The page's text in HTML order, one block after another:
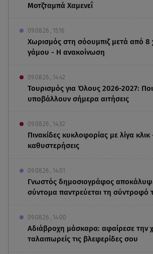
Μοτζταμπά Χαμενεΐ
09.08.26 , 15:16
Χωρισμός στη σόουμπιζ μετά από 8
γάμου - Η ανακοίνωση
09.08.26 , 14:42
Τουρισμός για Όλους 2026-2027:
υποβάλλουν σήμερα αιτήσεις
09.08.26 , 14:32
Πινακίδες κυκλοφορίας με λίγα κλικ
καθυστερήσεις
09.08.26 , 14:01
Γνωστός δημοσιογράφος
σύντομα παντρεύεται τη σύντροφό
09.08.26 , 14:00
Αδιάβροχη μάσκαρα: αφαίρεσε την
ταλαιπωρείς τις βλεφερίδες σου